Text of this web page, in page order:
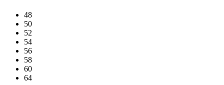
48
50
52
54
56
58
60
64